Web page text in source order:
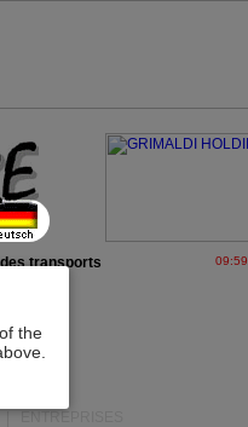
the
transports
ENTREPRISES